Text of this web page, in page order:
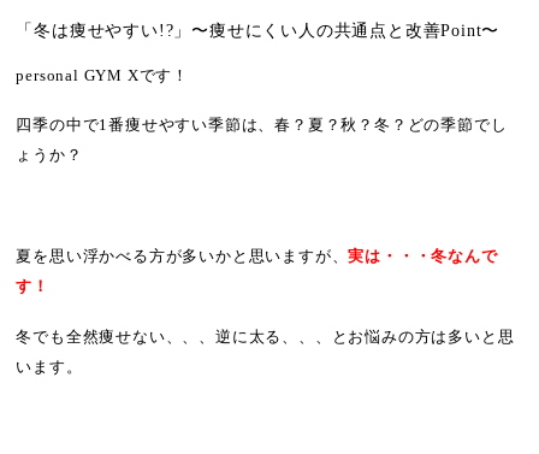
「冬は痩せやすい!?」〜痩せにくい人の共通点と改善Point〜
personal GYM Xです！
四季の中で1番痩せやすい季節は、春？夏？秋？冬？どの季節でし
ょうか？
夏を思い浮かべる方が多いかと思いますが、実は・・・冬なんで
す！
冬でも全然痩せない、、、逆に太る、、、とお悩みの方は多いと思
います。